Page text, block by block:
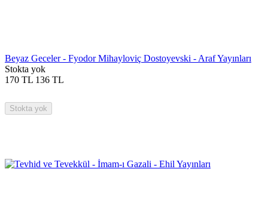
Beyaz Geceler - Fyodor Mihayloviç Dostoyevski - Araf Yayınları
Stokta yok
170 TL 136 TL
Stokta yok